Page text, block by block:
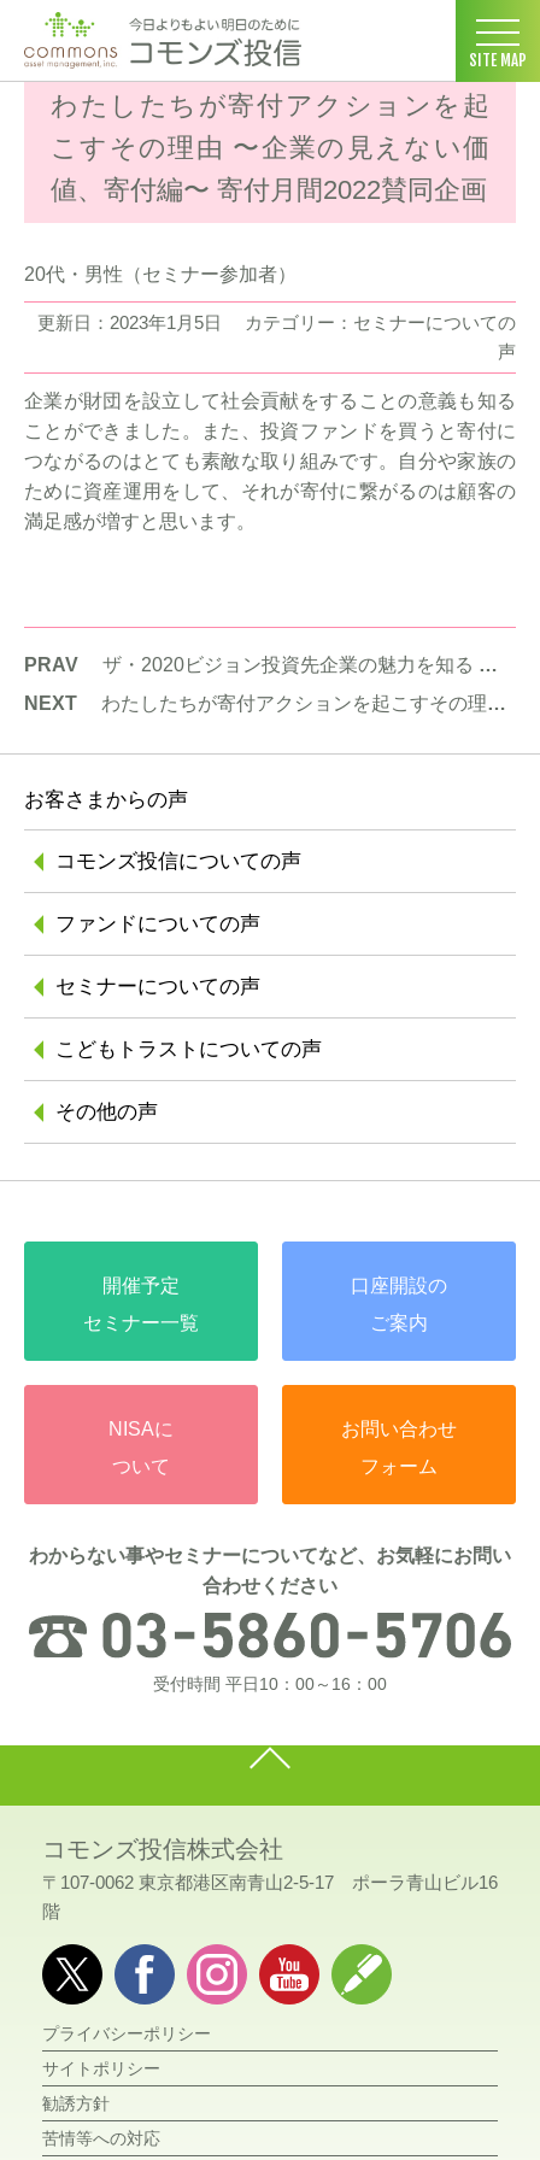
SITE MAP
コモンズ投信 ホーム >お客様の声 > >わた
わたしたちが寄付アクションを起
こすその理由 〜企業の見えない価
値、寄付編〜 寄付月間2022賛同企画
20代・男性（セミナー参加者）
更新日：2023年1月5日
カテゴリー：セミナーについての
声
企業が財団を設立して社会貢献をすることの意義も知る
ことができました。また、投資ファンドを買うと寄付に
つながるのはとても素敵な取り組みです。自分や家族の
ために資産運用をして、それが寄付に繋がるのは顧客の
満足感が増すと思います。
PRAV
ザ・2020ビジョン投資先企業の魅力を知る ～ゼロからわかるデクセリアルズ～
NEXT
わたしたちが寄付アクションを起こすその理由 〜企業の見えない価値、寄付編〜 寄付月間2022賛同企画
お客さまからの声
コモンズ投信についての声
ファンドについての声
セミナーについての声
こどもトラストについての声
その他の声
開催予定
セミナー一覧
口座開設の
ご案内
NISAに
ついて
お問い合わせ
フォーム
わからない事やセミナーについてなど、お気軽にお問い
合わせください
受付時間 平日10：00～16：00
コモンズ投信株式会社
〒107-0062 東京都港区南青山2-5-17 ポーラ青山ビル16
階
プライバシーポリシー
サイトポリシー
勧誘方針
苦情等への対応